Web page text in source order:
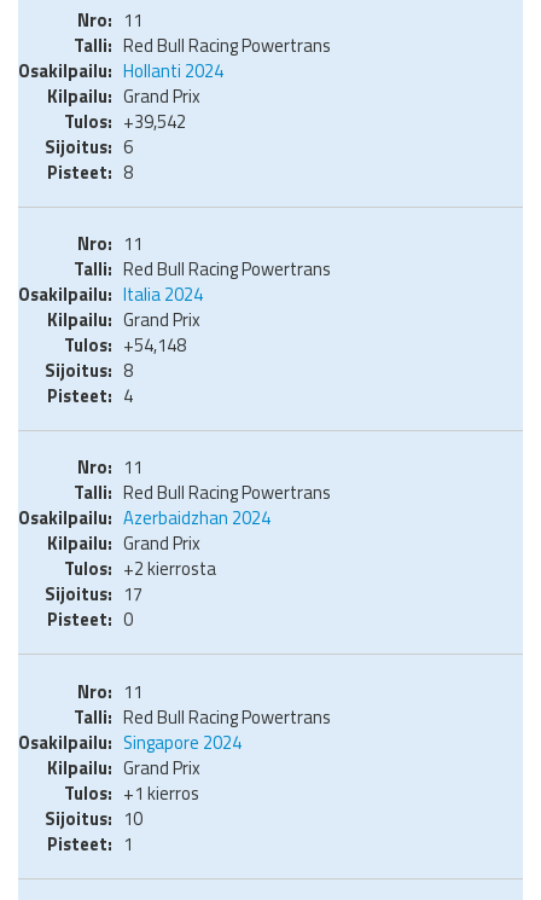
11
Red Bull Racing Powertrans
Hollanti 2024
Grand Prix
+39,542
6
8
11
Red Bull Racing Powertrans
Italia 2024
Grand Prix
+54,148
8
4
11
Red Bull Racing Powertrans
Azerbaidzhan 2024
Grand Prix
+2 kierrosta
17
0
11
Red Bull Racing Powertrans
Singapore 2024
Grand Prix
+1 kierros
10
1